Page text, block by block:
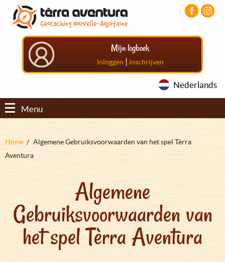
Overslaan
naar
Aller
menu
principal
Aller
pied
Mijn logboek
Inloggen | Inschrijven
Nederlands
Menu
Kruimelpad
Home
Algemene Gebruiksvoorwaarden van het spel Tèrra
Aventura
Algemene
Gebruiksvoorwaarden van
het spel Tèrra Aventura